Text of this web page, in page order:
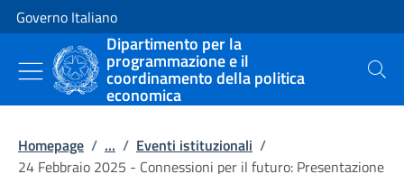
Vai al contenuto
Vai alla navigazione del sito
Governo Italiano
Dipartimento per la
programmazione e il
coordinamento della politica
economica
Cerca
Homepage / ... / Eventi istituzionali /
24 Febbraio 2025 - Connessioni per il futuro: Presentazione